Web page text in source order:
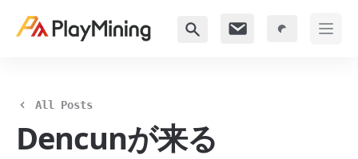
All Posts
Dencunが来る